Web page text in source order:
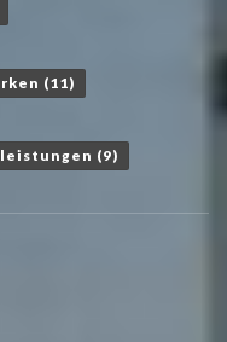
(11)
(9)